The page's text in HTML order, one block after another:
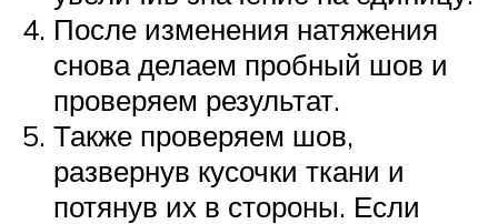
После изменения натяжения
снова делаем пробный шов и
проверяем результат.
Также проверяем шов,
развернув кусочки ткани и
потянув их в стороны. Если